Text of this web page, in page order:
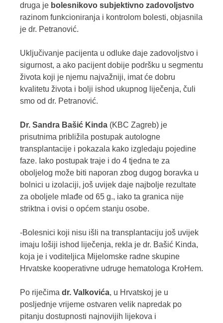
druga je bolesnikovo subjektivno zadovoljstvo
razinom funkcioniranja i kontrolom bolesti, objasnila
je dr. Petranović.
Uključivanje pacijenta u odluke daje zadovoljstvo i
sigurnost, a ako pacijent dobije podršku u segmentu
života koji je njemu najvažniji, imat će dobru
kvalitetu života i bolji ishod ukupnog liječenja, čuli
smo od dr. Petranović.
Dr. Sandra Bašić Kinda (KBC Zagreb) je
prisutnima približila postupak autologne
transplantacije i pokazala kako izgledaju pojedine
faze. Iako postupak traje i do 4 tjedna te za
oboljelog može biti naporan zbog dugog boravka u
bolnici u izolaciji, još uvijek daje najbolje rezultate
za oboljele mlađe od 65 g., iako ta granica nije
striktna i ovisi o općem stanju osobe.
-Bolesnici koji nisu išli na transplantaciju još uvijek
imaju lošiji ishod liječenja, rekla je dr. Bašić Kinda,
koja je i voditeljica Mijelomske radne skupine
Hrvatske kooperativne udruge hematologa KroHem.
Po riječima dr. Valkovića, u Hrvatskoj je u
posljednje vrijeme ostvaren velik napredak po
pitanju dostupnosti najnovijih lijekova i